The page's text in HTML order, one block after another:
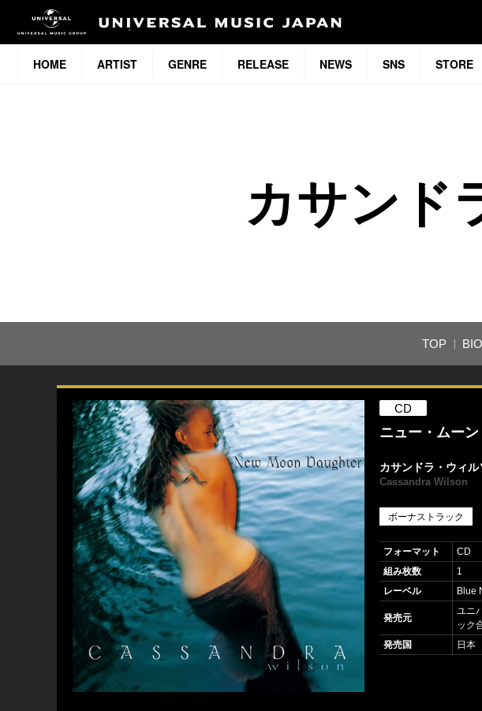
HOME ARTIST GENRE RELEASE NEWS SNS STORE
カサンド
TOP
CD
ニュー・ムー
カサンドラ・ウィル
Cassandra Wilson
ボーナストラック
フォーマット
CD
組み枚数
1
レーベル
Blue
発売元
ユニ
ック
発売国
日本